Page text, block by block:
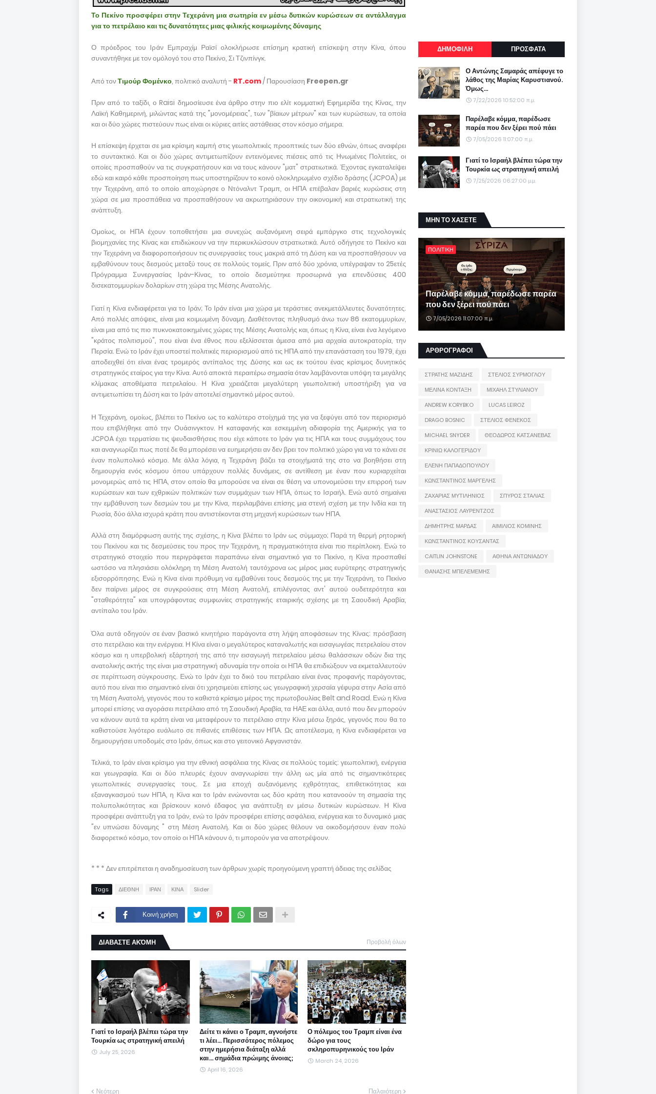
Το Πεκίνο προσφέρει στην Τεχεράνη μια σωτηρία εν μέσω δυτικών κυρώσεων σε αντάλλαγμα
για το πετρέλαιο και τις δυνατότητες μιας φιλικής κοιμωμένης δύναμης
Ο πρόεδρος του Ιράν Εμπραχίμ Ραϊσί ολοκλήρωσε επίσημη κρατική επίσκεψη στην Κίνα, όπου
συναντήθηκε με τον ομόλογό του στο Πεκίνο, Σι Τζινπίνγκ.
Από τονΤιμούρ Φομένκο, πολιτικό αναλυτή - RT.com/ Παρουσίαση Freepen.gr
Πριν από το ταξίδι, ο Raisi δημοσίευσε ένα άρθρο στην πιο ελίτ κομματική Εφημερίδα της Κίνας, την
Λαϊκή Καθημερινή, μιλώντας κατά της "μονομέρειας", των "βίαιων μέτρων" και των κυρώσεων, τα οποία
και οι δύο χώρες πιστεύουν πως είναι οι κύριες αιτίες αστάθειας στον κόσμο σήμερα.
Η επίσκεψη έρχεται σε μια κρίσιμη καμπή στις γεωπολιτικές προοπτικές των δύο εθνών, όπως αναφέρει
το συντακτικό. Και οι δύο χώρες αντιμετωπίζουν εντεινόμενες πιέσεις από τις Ηνωμένες Πολιτείες, οι
οποίες προσπαθούν να τις συγκρατήσουν και να τους κάνουν "ματ" στρατιωτικά. Έχοντας εγκαταλείψει
εδώ και καιρό κάθε προσποίηση πως υποστηρίζουν το κοινό ολοκληρωμένο σχέδιο δράσης (JCPOA) με
την Τεχεράνη, από το οποίο αποχώρησε ο Ντόναλντ Τραμπ, οι ΗΠΑ επέβαλαν βαριές κυρώσεις στη
χώρα σε μια προσπάθεια να προσπαθήσουν να ακρωτηριάσουν την οικονομική και στρατιωτική της
ανάπτυξη.
Ομοίως, οι ΗΠΑ έχουν τοποθετήσει μια συνεχώς αυξανόμενη σειρά εμπάργκο στις τεχνολογικές
βιομηχανίες της Κίνας και επιδιώκουν να την περικυκλώσουν στρατιωτικά. Αυτό οδήγησε το Πεκίνο και
την Τεχεράνη να διαφοροποιήσουν τις συνεργασίες τους μακριά από τη Δύση και να προσπαθήσουν να
εμβαθύνουν τους δεσμούς μεταξύ τους σε πολλούς τομείς. Πριν από δύο χρόνια, υπέγραψαν το 25ετές
Πρόγραμμα Συνεργασίας Ιράν-Κίνας, το οποίο δεσμεύτηκε προσωρινά για επενδύσεις 400
δισεκατομμυρίων δολαρίων στη χώρα της Μέσης Ανατολής.
Γιατί η Κίνα ενδιαφέρεται για το Ιράν; Το Ιράν είναι μια χώρα με τεράστιες ανεκμετάλλευτες δυνατότητες.
Από πολλές απόψεις, είναι μια κοιμωμένη δύναμη. Διαθέτοντας πληθυσμό άνω των 86 εκατομμυρίων,
είναι μια από τις πιο πυκνοκατοικημένες χώρες της Μέσης Ανατολής και, όπως η Κίνα, είναι ένα λεγόμενο
"κράτος πολιτισμού", που είναι ένα έθνος που εξελίσσεται άμεσα από μια αρχαία αυτοκρατορία, την
Περσία. Ενώ το Ιράν έχει υποστεί πολιτικές περιορισμού από τις ΗΠΑ από την επανάσταση του 1979, έχει
αποδειχθεί ότι είναι ένας τρομερός αντίπαλος της Δύσης και ως εκ τούτου ένας κρίσιμος δυνητικός
στρατηγικός εταίρος για την Κίνα. Αυτό αποκτά περαιτέρω σημασία όταν λαμβάνονται υπόψη τα μεγάλης
κλίμακας αποθέματα πετρελαίου. Η Κίνα χρειάζεται μεγαλύτερη γεωπολιτική υποστήριξη για να
αντιμετωπίσει τη Δύση και το Ιράν αποτελεί σημαντικό μέρος αυτού.
Η Τεχεράνη, ομοίως, βλέπει το Πεκίνο ως το καλύτερο στοίχημά της για να ξεφύγει από τον περιορισμό
που επιβλήθηκε από την Ουάσινγκτον. Η καταφανής και εσκεμμένη αδιαφορία της Αμερικής για το
JCPOA έχει τερματίσει τις ψευδαισθήσεις που είχε κάποτε το Ιράν για τις ΗΠΑ και τους συμμάχους του
και αναγνωρίζει πως ποτέ δε θα μπορέσει να ευημερήσει αν δεν βρει τον πολιτικό χώρο για να το κάνει σε
έναν πολυπολικό κόσμο. Με άλλα λόγια, η Τεχεράνη βάζει τα στοιχήματά της στο να βοηθήσει στη
δημιουργία ενός κόσμου όπου υπάρχουν πολλές δυνάμεις, σε αντίθεση με έναν που κυριαρχείται
μονομερώς από τις ΗΠΑ, στον οποίο θα μπορούσε να είναι σε θέση να υπονομεύσει την επιρροή των
κυρώσεων και των εχθρικών πολιτικών των συμμάχων των ΗΠΑ, όπως το Ισραήλ. Ενώ αυτό σημαίνει
την εμβάθυνση των δεσμών του με την Κίνα, περιλαμβάνει επίσης μια στενή σχέση με την Ινδία και τη
Ρωσία, δύο άλλα ισχυρά κράτη που αντιστέκονται στη μηχανή κυρώσεων των ΗΠΑ.
Αλλά στη διαμόρφωση αυτής της σχέσης, η Κίνα βλέπει το Ιράν ως σύμμαχο; Παρά τη θερμή ρητορική
του Πεκίνου και τις δεσμεύσεις του προς την Τεχεράνη, η πραγματικότητα είναι πιο περίπλοκη. Ενώ το
στρατηγικό στοιχείο που περιγράφεται παραπάνω είναι σημαντικό για το Πεκίνο, η Κίνα προσπαθεί
ωστόσο να πλησιάσει ολόκληρη τη Μέση Ανατολή ταυτόχρονα ως μέρος μιας ευρύτερης στρατηγικής
εξισορρόπησης. Ενώ η Κίνα είναι πρόθυμη να εμβαθύνει τους δεσμούς της με την Τεχεράνη, το Πεκίνο
δεν παίρνει μέρος σε συγκρούσεις στη Μέση Ανατολή, επιλέγοντας αντ' αυτού ουδετερότητα και
"σταθερότητα" και υπογράφοντας συμφωνίες στρατηγικής εταιρικής σχέσης με τη Σαουδική Αραβία,
αντίπαλο του Ιράν.
Όλα αυτά οδηγούν σε έναν βασικό κινητήριο παράγοντα στη λήψη αποφάσεων της Κίνας: πρόσβαση
στο πετρέλαιο και την ενέργεια. Η Κίνα είναι ο μεγαλύτερος καταναλωτής και εισαγωγέας πετρελαίου στον
κόσμο και η υπερβολική εξάρτησή της από την εισαγωγή πετρελαίου μέσω θαλάσσιων οδών δια της
ανατολικής ακτής της είναι μια στρατηγική αδυναμία την οποία οι ΗΠΑ θα επιδιώξουν να εκμεταλλευτούν
σε περίπτωση σύγκρουσης. Ενώ το Ιράν έχει το δικό του πετρέλαιο είναι ένας προφανής παράγοντας,
αυτό που είναι πιο σημαντικό είναι ότι χρησιμεύει επίσης ως γεωγραφική χερσαία γέφυρα στην Ασία από
τη Μέση Ανατολή, γεγονός που το καθιστά κρίσιμο μέρος της πρωτοβουλίας Belt and Road. Ενώ η Κίνα
μπορεί επίσης να αγοράσει πετρέλαιο από τη Σαουδική Αραβία, τα ΗΑΕ και άλλα, αυτό που δεν μπορούν
να κάνουν αυτά τα κράτη είναι να μεταφέρουν το πετρέλαιο στην Κίνα μέσω ξηράς, γεγονός που θα το
καθιστούσε λιγότερο ευάλωτο σε πιθανές επιθέσεις των ΗΠΑ. Ως αποτέλεσμα, η Κίνα ενδιαφέρεται να
δημιουργήσει υποδομές στο Ιράν, όπως και στο γειτονικό Αφγανιστάν.
Τελικά, το Ιράν είναι κρίσιμο για την εθνική ασφάλεια της Κίνας σε πολλούς τομείς: γεωπολιτική, ενέργεια
και γεωγραφία. Και οι δύο πλευρές έχουν αναγνωρίσει την άλλη ως μία από τις σημαντικότερες
γεωπολιτικές συνεργασίες τους. Σε μια εποχή αυξανόμενης εχθρότητας, επιθετικότητας και
εξαναγκασμού των ΗΠΑ, η Κίνα και το Ιράν ενώνονται ως δύο κράτη που κατανοούν τη σημασία της
πολυπολικότητας και βρίσκουν κοινό έδαφος για ανάπτυξη εν μέσω δυτικών κυρώσεων. Η Κίνα
προσφέρει ανάπτυξη για το Ιράν, ενώ το Ιράν προσφέρει επίσης ασφάλεια, ενέργεια και το δυναμικό μιας
"εν υπνώσει δύναμης " στη Μέση Ανατολή. Και οι δύο χώρες θέλουν να οικοδομήσουν έναν πολύ
διαφορετικό κόσμο, τον οποίο οι ΗΠΑ κάνουν ό, τι μπορούν για να αποτρέψουν.
* * * Δεν επιτρέπεται η αναδημοσίευση των άρθρων χωρίς προηγούμενη γραπτή άδειας της σελίδας
Tags ΔΙΕΘΝΗ ΙΡΑΝ ΚΙΝΑ Slider
Κοινή χρήση
ΔΙΑΒΑΣΤΕ ΑΚΌΜΗ Προβολή όλων
Γιατί το Ισραήλ βλέπει τώρα την
Τουρκία ως στρατηγική απειλή
July 25, 2026
Δείτε τι κάνει ο Τραμπ, αγνοήστε
τι λέει... Περισσότερος πόλεμος
στην ημερήσια διάταξη αλλά
και... σημάδια πρώιμης άνοιας;
April 16, 2026
Ο πόλεμος του Τραμπ είναι ένα
δώρο για τους
σκληροπυρηνικούς του Ιράν
March 24, 2026
Νεότερη Παλαιότερη
ΔΗΜΟΦΙΛΗ ΠΡΟΣΦΑΤΑ
Ο Αντώνης Σαμαράς απέφυγε το
λάθος της Μαρίας Καρυστιανού.
Όμως...
7/22/2026 10:52:00 π.μ.
Παρέλαβε κόμμα, παρέδωσε
παρέα που δεν ξέρει πού πάει
7/05/2026 11:07:00 π.μ.
Γιατί το Ισραήλ βλέπει τώρα την
Τουρκία ως στρατηγική απειλή
7/25/2026 06:27:00 μ.μ.
ΜΗΝ ΤΟ ΧΑΣΕΤΕ
ΠΟΛΙΤΙΚΗ
Παρέλαβε κόμμα, παρέδωσε παρέα
που δεν ξέρει πού πάει
7/05/2026 11:07:00 π.μ.
ΑΡΘΡΟΓΡΑΦΟΙ
ΣΤΡΑΤΗΣ ΜΑΖΙΔΗΣ
ΣΤΕΛΙΟΣ ΣΥΡΜΟΓΛΟΥ
ΜΕΛΙΝΑ ΚΟΝΤΑΞΗ
ΜΙΧΑΗΛ ΣΤΥΛΙΑΝΟΥ
ANDREW KORYBKO
LUCAS LEIROZ
DRAGO BOSNIC
ΣΤΕΛΙΟΣ ΦΕΝΕΚΟΣ
MICHAEL SNYDER
ΘΕΟΔΩΡΟΣ ΚΑΤΣΑΝΕΒΑΣ
ΚΡΙΝΙΩ ΚΑΛΟΓΕΡΙΔΟΥ
ΕΛΕΝΗ ΠΑΠΑΔΟΠΟΥΛΟΥ
ΚΩΝΣΤΑΝΤΙΝΟΣ ΜΑΡΓΕΛΗΣ
ΖΑΧΑΡΙΑΣ ΜΥΤΙΛΗΝΙΟΣ
ΣΠΥΡΟΣ ΣΤΑΛΙΑΣ
ΑΝΑΣΤΑΣΙΟΣ ΛΑΥΡΕΝΤΖΟΣ
ΔΗΜΗΤΡΗΣ ΜΑΡΔΑΣ
ΑΙΜΙΛΙΟΣ ΚΟΜΙΝΗΣ
ΚΩΝΣΤΑΝΤΙΝΟΣ ΚΟΥΣΑΝΤΑΣ
CAITLIN JOHNSTONE
ΑΘΗΝΑ ΑΝΤΩΝΙΑΔΟΥ
ΘΑΝΑΣΗΣ ΜΠΕΛΕΜΕΜΗΣ